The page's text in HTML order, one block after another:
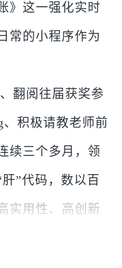
》这一强化实时
常的小程序作为
翻阅往届获奖参
积极请教老师前
续三个多月，领
”代码，数以百
实用性、高创新